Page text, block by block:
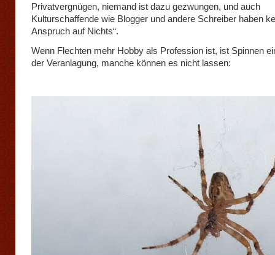
Privatvergnügen, niemand ist dazu gezwungen, und auch
Kulturschaffende wie Blogger und andere Schreiber haben
Anspruch auf Nichts“.
Wenn Flechten mehr Hobby als Profession ist, ist Spinnen
der Veranlagung, manche können es nicht lassen: